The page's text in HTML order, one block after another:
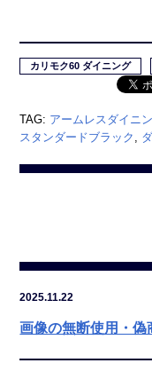
カリモク60 ダイニング
TAG: アームレスダイニ
スタンダードブラック
2025.11.22
画像の無断使用・偽